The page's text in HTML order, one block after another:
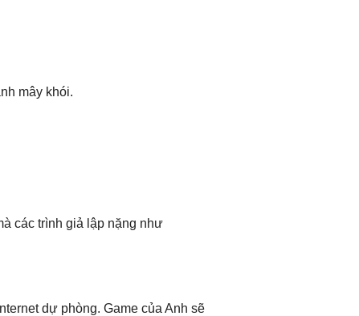
mây khói.
các trình giả lập nặng như
dự phòng. Game của Anh sẽ